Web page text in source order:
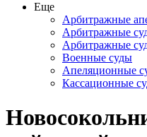
Еще
Арбитражные
Арбитражные
Арбитражные
Военные суды
Апеляционные
Кассационные